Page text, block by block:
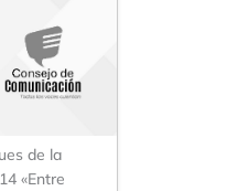
de la
«Entre